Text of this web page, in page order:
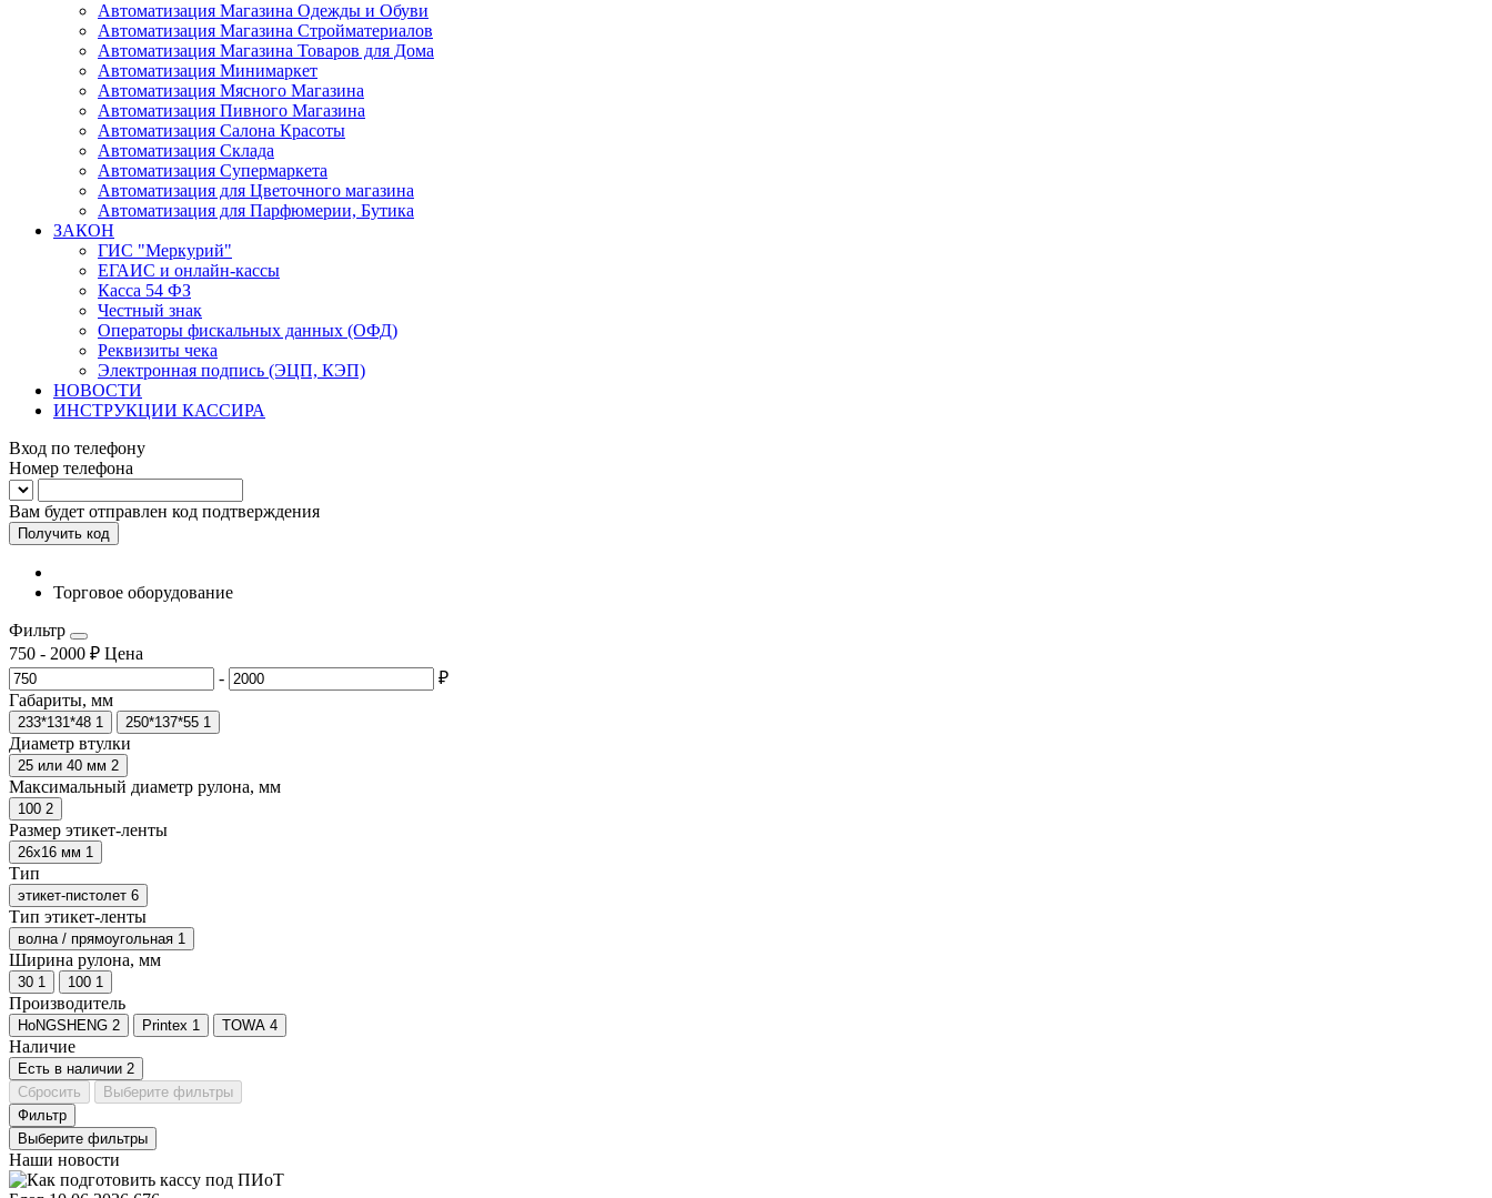
Автоматизация Магазина Одежды и Обуви
Автоматизация Магазина Стройматериалов
Автоматизация Магазина Товаров для Дома
Автоматизация Минимаркет
Автоматизация Мясного Магазина
Автоматизация Пивного Магазина
Автоматизация Салона Красоты
Автоматизация Склада
Автоматизация Супермаркета
Автоматизация для Цветочного магазина
Автоматизация для Парфюмерии, Бутика
ЗАКОН
ГИС "Меркурий"
ЕГАИС и онлайн-кассы
Касса 54 ФЗ
Честный знак
Операторы фискальных данных (ОФД)
Реквизиты чека
Электронная подпись (ЭЦП, КЭП)
НОВОСТИ
ИНСТРУКЦИИ КАССИРА
Вход по телефону
Номер телефона
Вам будет отправлен код подтверждения
Получить код
Торговое оборудование
Фильтр
750 - 2000 ₽ Цена
-
₽
Габариты, мм
233*131*48 1 250*137*55 1
Диаметр втулки
25 или 40 мм 2
Максимальный диаметр рулона, мм
100 2
Размер этикет-ленты
26х16 мм 1
Тип
этикет-пистолет 6
Тип этикет-ленты
волна / прямоугольная 1
Ширина рулона, мм
30 1 100 1
Производитель
HoNGSHENG 2 Рrintex 1 TOWA 4
Наличие
Есть в наличии 2
Сбросить
Выберите фильтры
Фильтр
Выберите фильтры
Наши новости